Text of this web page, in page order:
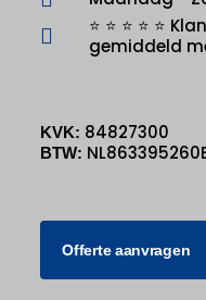
⭐ ⭐ ⭐ ⭐ ⭐
gemiddeld
KVK: 84827300
BTW:
Offerte aanvragen